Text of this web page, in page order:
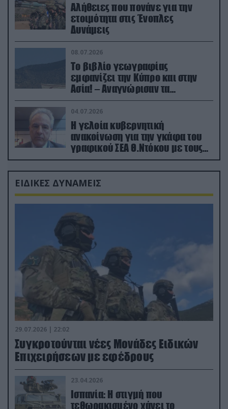
Αλήθειες που πονάνε για την
ετοιμότητα στις Ένοπλες
Δυνάμεις
08.07.2026
Το βιβλίο γεωγραφίας
εμφανίζει την Κύπρο και στην
Ασία! – Αναγνώρισαν τα
κατεχόμενα; (φωτο)
04.07.2026
Η γελοία κυβερνητική
ανακοίνωση για την γκάφα του
γραφικού ΣΕΑ Θ.Ντόκου με τους
Ρώσους φαρσέρ
ΕΙΔΙΚΕΣ ΔΥΝΑΜΕΙΣ
29.07.2026 | 22:02
Συγκροτούνται νέες Μονάδες Ειδικών
Επιχειρήσεων με εφέδρους
23.04.2026
Ισπανία: Η στιγμή που
τεθωρακισμένο χάνει το